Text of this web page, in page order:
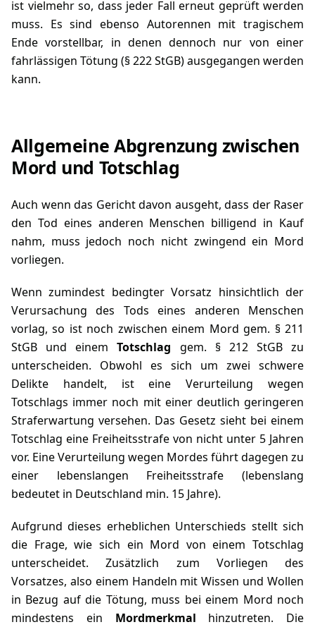
ist vielmehr so, dass jeder Fall erneut geprüft werden
muss. Es sind ebenso Autorennen mit tragischem
Ende vorstellbar, in denen dennoch nur von einer
fahrlässigen Tötung (§ 222 StGB) ausgegangen werden
kann.
Allgemeine Abgrenzung zwischen
Mord und Totschlag
Auch wenn das Gericht davon ausgeht, dass der Raser
den Tod eines anderen Menschen billigend in Kauf
nahm, muss jedoch noch nicht zwingend ein Mord
vorliegen.
Wenn zumindest bedingter Vorsatz hinsichtlich der
Verursachung des Tods eines anderen Menschen
vorlag, so ist noch zwischen einem Mord gem. § 211
StGB und einemTotschlag gem. § 212 StGBzu
unterscheiden. Obwohl es sich um zwei schwere
Delikte handelt, ist eine Verurteilung wegen
Totschlags immer noch mit einer deutlich geringeren
Straferwartung versehen. Das Gesetz sieht bei einem
Totschlag eine Freiheitsstrafe von nicht unter 5 Jahren
vor. Eine Verurteilung wegen Mordes führt dagegen zu
einer lebenslangen Freiheitsstrafe (lebenslang
bedeutet in Deutschland min. 15 Jahre).
Aufgrund dieses erheblichen Unterschieds stellt sich
die Frage, wie sich ein Mord von einem Totschlag
unterscheidet. Zusätzlich zum Vorliegen des
Vorsatzes, also einem Handeln mit Wissen und Wollen
in Bezug auf die Tötung, muss bei einem Mord noch
mindestens ein Mordmerkmal hinzutreten. Die